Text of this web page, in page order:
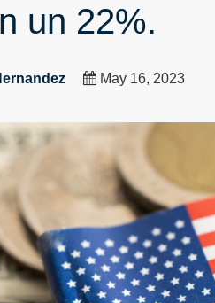
un 22%.
May 16, 2023